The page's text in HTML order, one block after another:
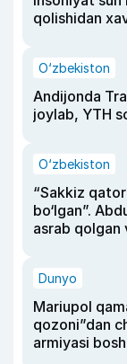
qolishidan
O‘zbekiston
Andijonda
joylab, YTH
O‘zbekiston
“Sakkiz
bo‘lgan”.
asrab qolgan
Dunyo
Mariupol
qozoni”dan
armiyasi